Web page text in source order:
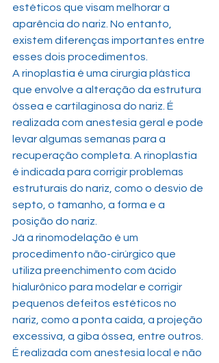
estéticos que visam melhorar a
aparência do nariz. No entanto,
existem diferenças importantes entre
esses dois procedimentos.
A rinoplastia é uma cirurgia plástica
que envolve a alteração da estrutura
óssea e cartilaginosa do nariz. É
realizada com anestesia geral e pode
levar algumas semanas para a
recuperação completa. A rinoplastia
é indicada para corrigir problemas
estruturais do nariz, como o desvio de
septo, o tamanho, a forma e a
posição do nariz.
Já a rinomodelação é um
procedimento não-cirúrgico que
utiliza preenchimento com ácido
hialurônico para modelar e corrigir
pequenos defeitos estéticos no
nariz, como a ponta caída, a projeção
excessiva, a giba óssea, entre outros.
É realizada com anestesia local e não